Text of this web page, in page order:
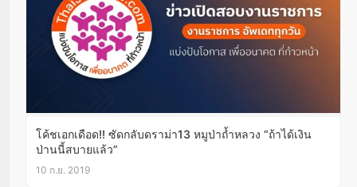
โค้ชเอกเดือด!! ซัดกลับดราม่า13 หมูป่าถ้ำหลวง “ถ้าได้เงิน
ป่านนี้สบายแล้ว”
10 ก.ย. 2019